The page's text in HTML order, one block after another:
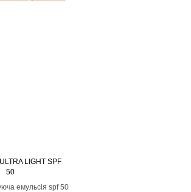
LIGHT SPF
50
емульсія spf 50